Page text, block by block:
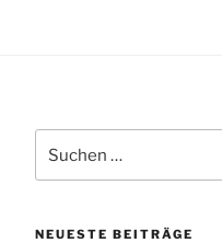
nach:
NEUESTE BEITRÄGE